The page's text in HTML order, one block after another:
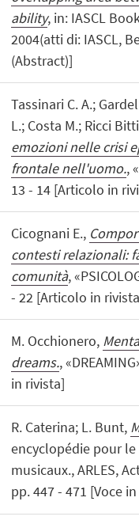
ability, in: IASCL
2004(atti di: IASCL,
(Abstract)]
Tassinari C. A.;
L.; Costa M.; Ricci Bitti
emozioni nelle crisi
frontale nell'uomo.,
13 - 14 [Articolo in
Cicognani E.,
contesti relazionali:
comunità,
- 22 [Articolo in
M. Occhionero,
dreams.,
in rivista]
R. Caterina; L. Bunt,
encyclopédie pour le
musicaux., ARLES,
pp. 447 - 471 [Voce